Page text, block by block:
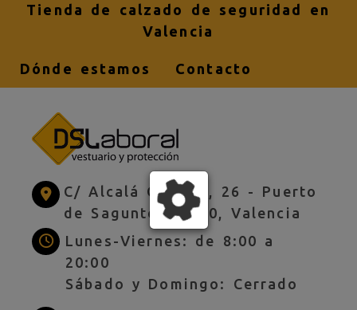
Tienda de calzado de seguridad en
Valencia
Dónde estamos Contacto
C/ Alcalá Galiano, 26 - Puerto
de Sagunto, 46520, Valencia
Lunes-Viernes: de 8:00 a
20:00
Sábado y Domingo: Cerrado